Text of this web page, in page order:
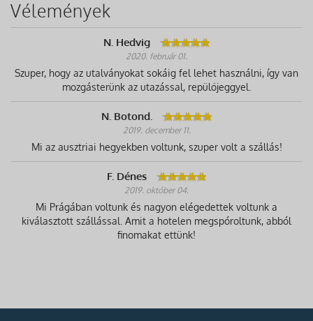
Vélemények
N. Hedvig
2020. február 01.
Szuper, hogy az utalványokat sokáig fel lehet használni, így van
mozgásterünk az utazással, repülőjeggyel.
N. Botond.
2019. december 11.
Mi az ausztriai hegyekben voltunk, szuper volt a szállás!
F. Dénes
2019. október 04.
Mi Prágában voltunk és nagyon elégedettek voltunk a
kiválasztott szállással. Amit a hotelen megspóroltunk, abból
finomakat ettünk!